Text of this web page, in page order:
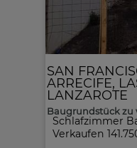
Schlafzimmer
Verkaufen
SAN
ARRECIFE,
LANZAROTE
Baugrundstück zu